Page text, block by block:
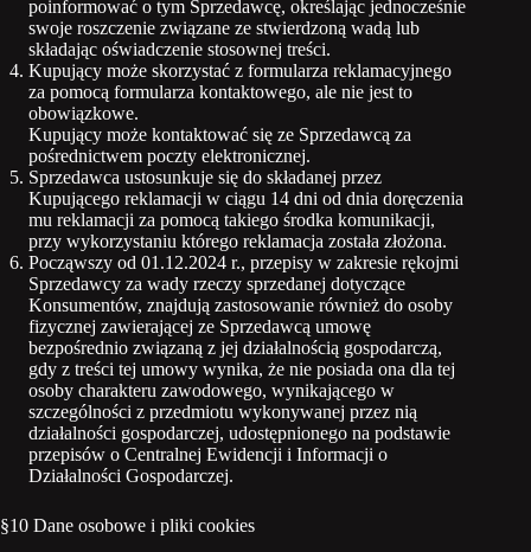
poinformować o tym Sprzedawcę, określając jednocześnie
swoje roszczenie związane ze stwierdzoną wadą lub
składając oświadczenie stosownej treści.
Kupujący może skorzystać z formularza reklamacyjnego
za pomocą formularza kontaktowego, ale nie jest to
obowiązkowe.
Kupujący może kontaktować się ze Sprzedawcą za
pośrednictwem poczty elektronicznej.
Sprzedawca ustosunkuje się do składanej przez
Kupującego reklamacji w ciągu 14 dni od dnia doręczenia
mu reklamacji za pomocą takiego środka komunikacji,
przy wykorzystaniu którego reklamacja została złożona.
Począwszy od 01.12.2024 r., przepisy w zakresie rękojmi
Sprzedawcy za wady rzeczy sprzedanej dotyczące
Konsumentów, znajdują zastosowanie również do osoby
fizycznej zawierającej ze Sprzedawcą umowę
bezpośrednio związaną z jej działalnością gospodarczą,
gdy z treści tej umowy wynika, że nie posiada ona dla tej
osoby charakteru zawodowego, wynikającego w
szczególności z przedmiotu wykonywanej przez nią
działalności gospodarczej, udostępnionego na podstawie
przepisów o Centralnej Ewidencji i Informacji o
Działalności Gospodarczej.
§10 Dane osobowe i pliki cookies